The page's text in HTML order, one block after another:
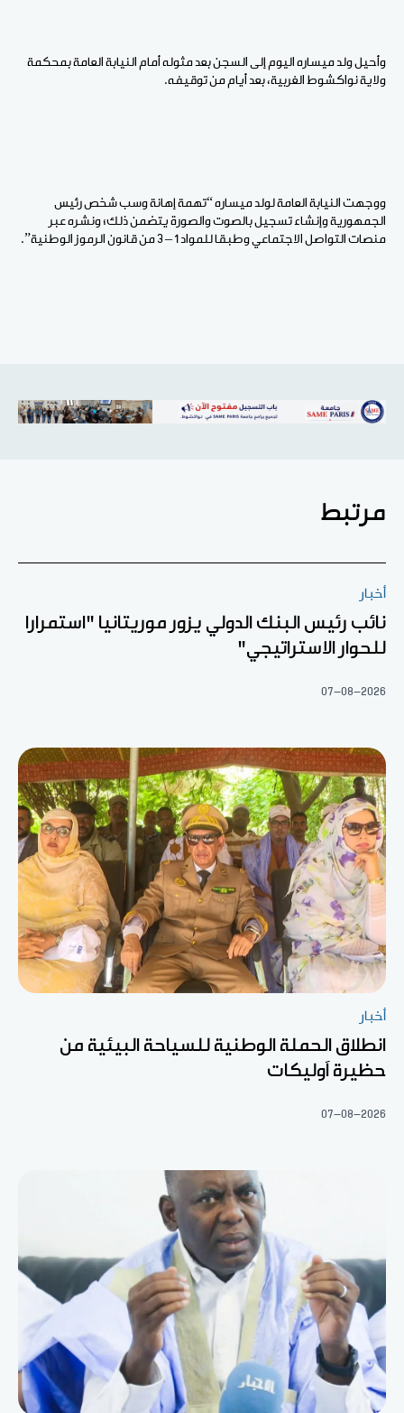
وأحيل ولد ميساره اليوم إلى السجن بعد مثوله أمام النيابة العامة بمحكمة
ولاية نواكشوط الغربية، بعد أيام من توقيفه.
ووجهت النيابة العامة لولد ميساره “تهمة إهانة وسب شخص رئيس
الجمهورية وإنشاء تسجيل بالصوت والصورة يتضمن ذلك؛ ونشره عبر
منصات التواصل الاجتماعي وطبقا للمواد 1 – 3 من قانون الرموز الوطنية”.
مرتبط
أخبار
نائب رئيس البنك الدولي يزور موريتانيا "استمرارا
للحوار الاستراتيجي"
07-08-2026
أخبار
انطلاق الحملة الوطنية للسياحة البيئية من
حظيرة آوليكات
07-08-2026